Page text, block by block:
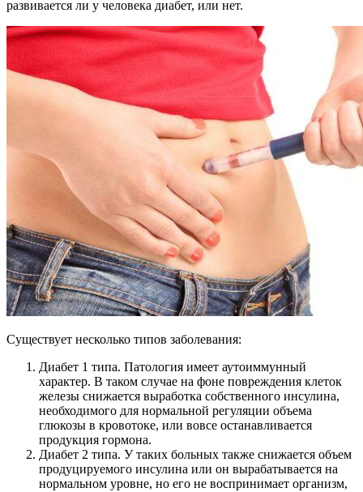
развивается ли у человека диабет, или нет.
Существует несколько типов заболевания:
Диабет 1 типа. Патология имеет аутоиммунный
характер. В таком случае на фоне повреждения клеток
железы снижается выработка собственного инсулина,
необходимого для нормальной регуляции объема
глюкозы в кровотоке, или вовсе останавливается
продукция гормона.
Диабет 2 типа. У таких больных также снижается объем
продуцируемого инсулина или он вырабатывается на
нормальном уровне, но его не воспринимает организм,